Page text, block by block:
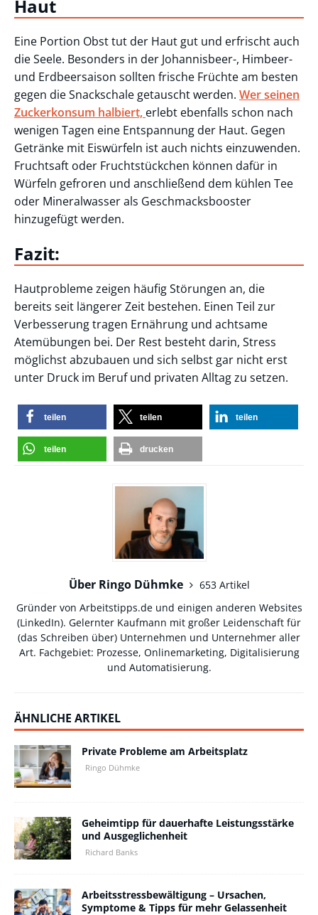
Haut
Eine Portion Obst tut der Haut gut und erfrischt auch
die Seele. Besonders in der Johannisbeer-, Himbeer-
und Erdbeersaison sollten frische Früchte am besten
gegen die Snackschale getauscht werden. Wer seinen
Zuckerkonsum halbiert, erlebt ebenfalls schon nach
wenigen Tagen eine Entspannung der Haut. Gegen
Getränke mit Eiswürfeln ist auch nichts einzuwenden.
Fruchtsaft oder Fruchtstückchen können dafür in
Würfeln gefroren und anschließend dem kühlen Tee
oder Mineralwasser als Geschmacksbooster
hinzugefügt werden.
Fazit:
Hautprobleme zeigen häufig Störungen an, die
bereits seit längerer Zeit bestehen. Einen Teil zur
Verbesserung tragen Ernährung und achtsame
Atemübungen bei. Der Rest besteht darin, Stress
möglichst abzubauen und sich selbst gar nicht erst
unter Druck im Beruf und privaten Alltag zu setzen.
teilen teilen teilen
teilen drucken
Über Ringo Dühmke
653 Artikel
Gründer von Arbeitstipps.de und einigen anderen Websites
(LinkedIn). Gelernter Kaufmann mit großer Leidenschaft für
(das Schreiben über) Unternehmen und Unternehmer aller
Art. Fachgebiet: Prozesse, Onlinemarketing, Digitalisierung
und Automatisierung.
ÄHNLICHE ARTIKEL
Private Probleme am Arbeitsplatz
Ringo Dühmke
Geheimtipp für dauerhafte Leistungsstärke
und Ausgeglichenheit
Richard Banks
Arbeitsstressbewältigung – Ursachen,
Symptome & Tipps für mehr Gelassenheit